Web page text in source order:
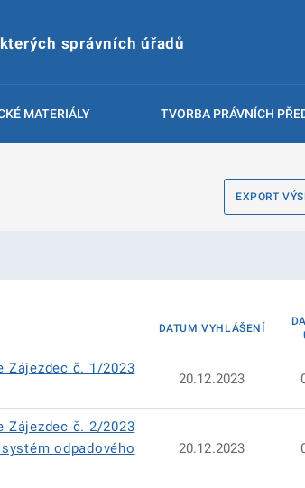
správních úřadů
MATERIÁLY TVORBA PRÁVNÍCH
EXPORT
DATUM VYHLÁŠENÍ
Zájezdec č. 1/2023
20.12.2023
Zájezdec č. 2/2023
odpadového
20.12.2023